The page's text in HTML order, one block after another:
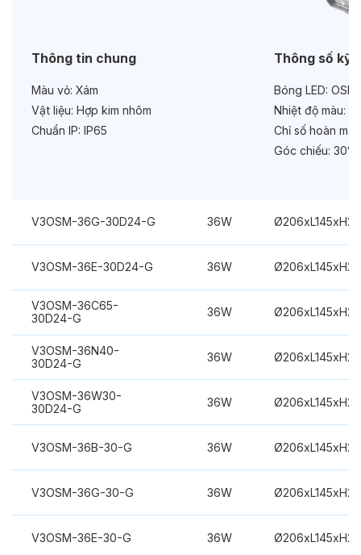
Chức năng:On/Off
Thông tin chung
Màu vỏ: Xám
Vật liệu: Hợp kim nhôm
Chuẩn IP: IP65
Thông số kỹ
Bóng LED:
Nhiệt độ màu:
Chỉ số hoàn
Góc chiếu: 30°
V3OSM-36G-30D24-G 36W
V3OSM-36E-30D24-G 36W
V3OSM-36C65-
30D24-G
36W
V3OSM-36N40-
30D24-G
36W
V3OSM-36W30-
30D24-G
36W
V3OSM-36B-30-G 36W
V3OSM-36G-30-G 36W
V3OSM-36E-30-G 36W